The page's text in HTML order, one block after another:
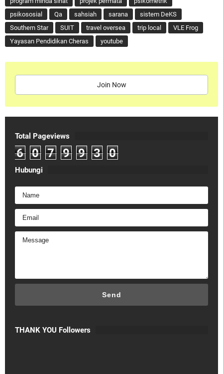
psikososial
Qa sahsiah sarana
sistem DeKS
Southern Star
SUIT travel oversea trip local
VLE Frog
Yayasan Pendidikan Cheras
youtube
Join Now
Total Pageviews
6 0 7 9 9 3 0
Hubungi
THANK YOU Followers